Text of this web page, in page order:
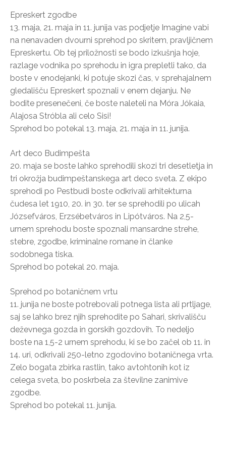
Epreskert zgodbe
13. maja, 21. maja in 11. junija vas podjetje Imagine vabi
na nenavaden dvourni sprehod po skritem, pravljičnem
Epreskertu. Ob tej priložnosti se bodo izkušnja hoje,
razlage vodnika po sprehodu in igra prepletli tako, da
boste v enodejanki, ki potuje skozi čas, v sprehajalnem
gledališču Epreskert spoznali v enem dejanju. Ne
bodite presenečeni, če boste naleteli na Móra Jókaia,
Alajosa Stróbla ali celo Sisi!
Sprehod bo potekal 13. maja, 21. maja in 11. junija.
Art deco Budimpešta
20. maja se boste lahko sprehodili skozi tri desetletja in
tri okrožja budimpeštanskega art deco sveta. Z ekipo
sprehodi po Pestbudi boste odkrivali arhitekturna
čudesa let 1910, 20. in 30. ter se sprehodili po ulicah
Józsefváros, Erzsébetváros in Lipótváros. Na 2,5-
urnem sprehodu boste spoznali mansardne strehe,
stebre, zgodbe, kriminalne romane in članke
sodobnega tiska.
Sprehod bo potekal 20. maja.
Sprehod po botaničnem vrtu
11. junija ne boste potrebovali potnega lista ali prtljage,
saj se lahko brez njih sprehodite po Sahari, skrivališču
deževnega gozda in gorskih gozdovih. To nedeljo
boste na 1,5-2 urnem sprehodu, ki se bo začel ob 11. in
14. uri, odkrivali 250-letno zgodovino botaničnega vrta.
Zelo bogata zbirka rastlin, tako avtohtonih kot iz
celega sveta, bo poskrbela za številne zanimive
zgodbe.
Sprehod bo potekal 11. junija.